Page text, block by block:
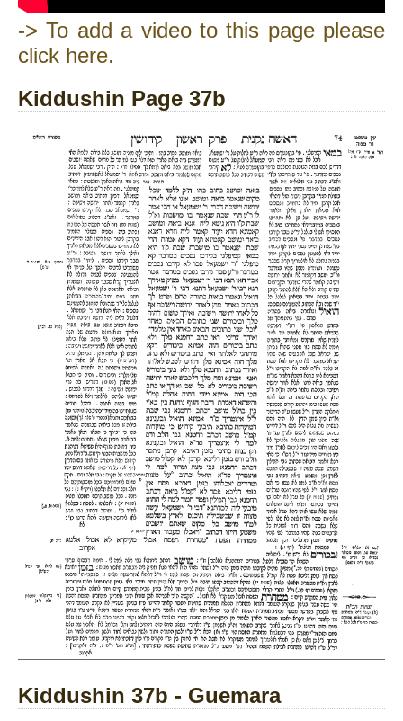
-> To add a video to this page please
click here.
Kiddushin Page 37b
Kiddushin 37b - Guemara